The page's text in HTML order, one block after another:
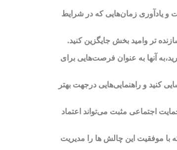
و یادآوری زمان‌هایی که در شرایط
تر وامید بخش جایگزین کنید.
آنها به عنوان فرصت‌هایی برای
کنید و راهنمایی‌هایی درجهت بهتر
اجتماعی مثبت می‌تواند اعتماد
با موفقیت این چالش ها را مدیریت